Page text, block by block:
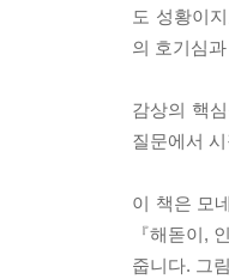
도 성황이
의 호기심
감상의 핵
질문에서
이 책은 모
『해돋이,
줍니다. 그